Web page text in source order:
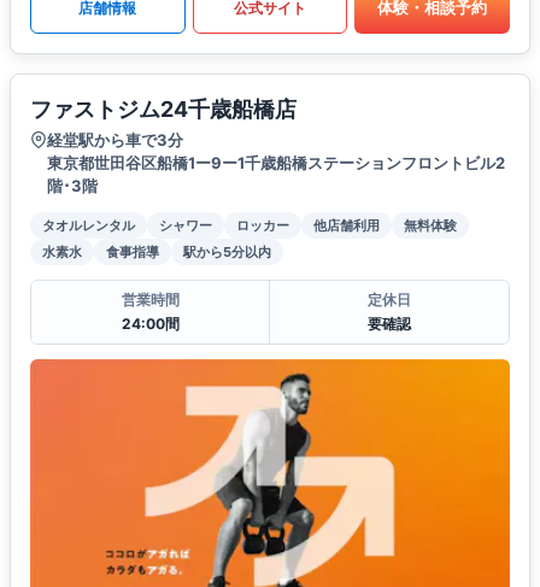
店舗情報 公式サイト 体験・相談予約
ファストジム24千歳船橋店
経堂駅から車で3分
東京都世田谷区船橋1ー9ー1千歳船橋ステーションフロントビル2
階･3階
タオルレンタル シャワー ロッカー 他店舗利用
無料体験
水素水
食事指導 駅から5分以内
営業時間
24:00間
定休日
要確認